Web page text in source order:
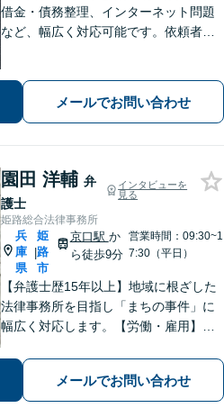
借金・債務整理、インターネット問題
など、幅広く対応可能です。依頼者さ
ます。また、問題となっている背景事
情にも気を配り、根本的な解決を目指
メールでお問い合わせ
園田 洋輔 弁
護士
インタビューを
見る
姫路総合法律事務所
兵
庫
県
|
姫
路
市
京口駅 か
ら徒歩9分
営業時間：09:30~1
7:30（平日）
【弁護士歴15年以上】地域に根ざした
法律事務所を目指し「まちの事件」に
幅広く対応します。【労働・雇用】残
せんか？正しい知識で正当な権利を主
張します。【相続・遺言】遺言書作成
のサポートはお任せください。
メールでお問い合わせ